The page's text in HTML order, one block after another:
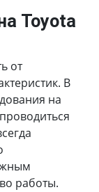
Toyota
от
В
на
работы.